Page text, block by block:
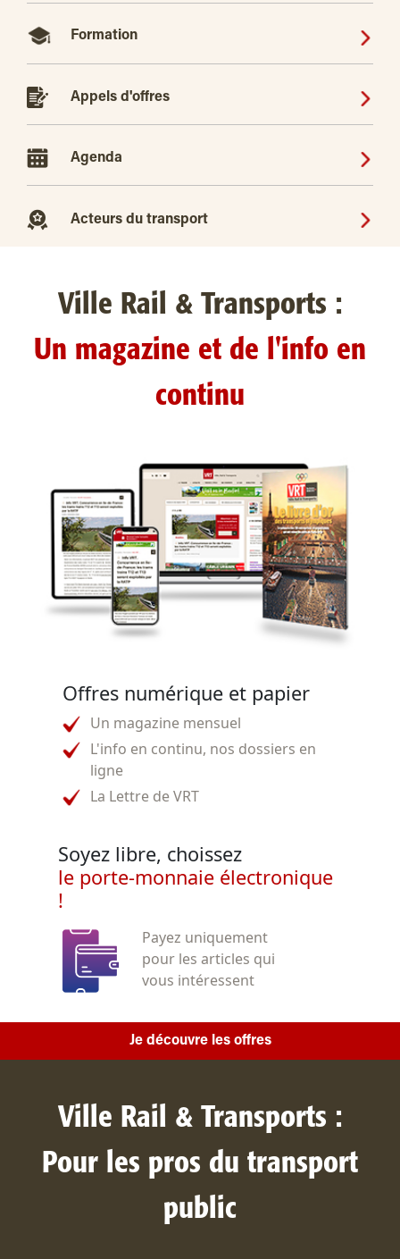
Formation
Appels d'offres
Agenda
Acteurs du transport
Ville Rail & Transports :
Un magazine et de l'info en
continu
Offres numérique et papier
Un magazine mensuel
L'info en continu, nos dossiers en
ligne
La Lettre de VRT
Soyez libre, choissez
le porte-monnaie électronique
!
Payez uniquement
pour les articles qui
vous intéressent
Je découvre les offres
Ville Rail & Transports :
Pour les pros du transport
public